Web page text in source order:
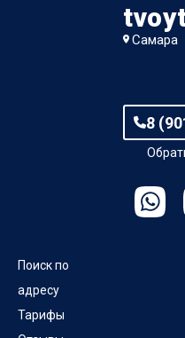
Самара
8
Поиск по
адресу
Тарифы